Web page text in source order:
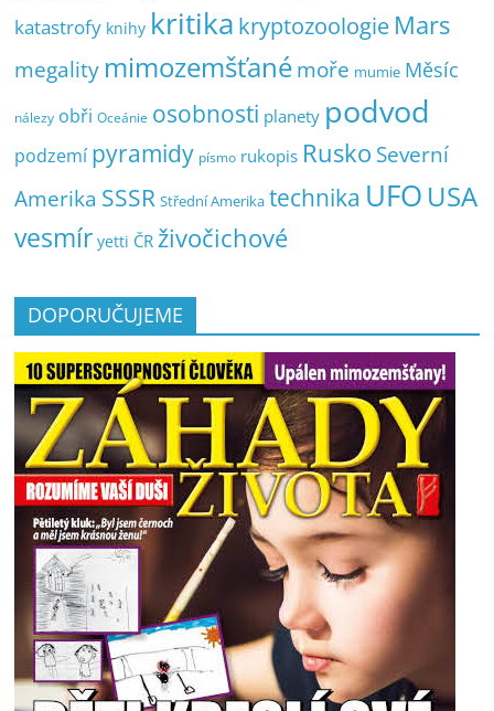
katastrofy knihy kritika kryptozoologie Mars
megality mimozemšťanémoře mumie Měsíc
nálezy obři Oceánie osobnosti planety podvod
podzemí pyramidy písmo rukopis Rusko Severní
Amerika SSSR Střední Amerika technika UFO USA
vesmír yetti ČR živočichové
DOPORUČUJEME